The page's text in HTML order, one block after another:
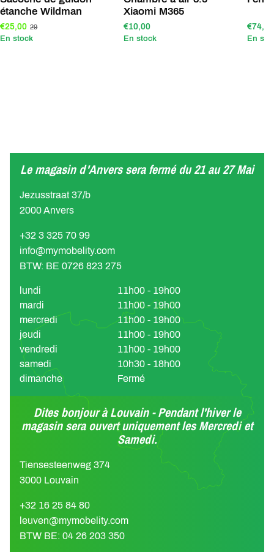
étanche Wildman
€25,00 29
En stock
Xiaomi M365
€10,00
En stock
€74,95
En
Le magasin d'Anvers sera fermé du 21 au 27 Mai
Jezusstraat 37/b
2000 Anvers
+32 3 325 70 99
info@mymobelity.com
BTW: BE 0726 823 275
lundi
11h00 - 19h00
mardi
11h00 - 19h00
mercredi
11h00 - 19h00
jeudi
11h00 - 19h00
vendredi
11h00 - 19h00
samedi
10h30 - 18h00
dimanche
Fermé
Dites bonjour à Louvain - Pendant l'hiver le
magasin sera ouvert uniquement les Mercredi et
Samedi.
Tiensesteenweg 374
3000 Louvain
+32 16 25 84 80
leuven@mymobelity.com
BTW BE: 04 26 203 350